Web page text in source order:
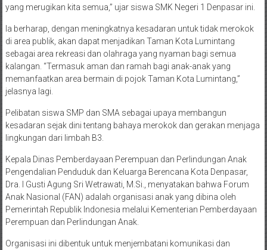
yang merugikan kita semua,” ujar siswa SMK Negeri 1 Denpasar ini.
Ia berharap, dengan meningkatnya kesadaran untuk tidak merokok
di area publik, akan dapat menjadikan Taman Kota Lumintang
sebagai area rekreasi dan olahraga yang nyaman bagi semua
kalangan. “Termasuk aman dan ramah bagi anak-anak yang
memanfaatkan area bermain di pojok Taman Kota Lumintang,”
jelasnya lagi.
Pelibatan siswa SMP dan SMA sebagai upaya membangun
kesadaran sejak dini tentang bahaya merokok dan gerakan menjaga
lingkungan dari limbah B3.
Kepala Dinas Pemberdayaan Perempuan dan Perlindungan Anak
Pengendalian Penduduk dan Keluarga Berencana Kota Denpasar,
Dra. I Gusti Agung Sri Wetrawati, M.Si., menyatakan bahwa Forum
Anak Nasional (FAN) adalah organisasi anak yang dibina oleh
Pemerintah Republik Indonesia melalui Kementerian Pemberdayaan
Perempuan dan Perlindungan Anak.
Organisasi ini dibentuk untuk menjembatani komunikasi dan